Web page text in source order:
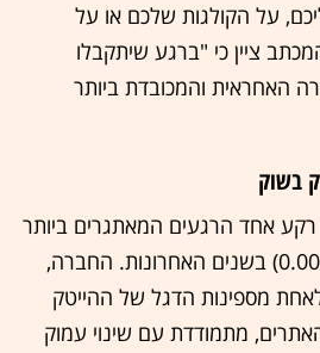
על הקולגות שלכם או על
ציין כי "ברגע שיתקבלו
האחראית והמכובדת ביותר
בשוק
אחד הרגעים המאתגרים ביותר
‏) בשנים האחרונות. החברה,
מספינות הדגל של ההייטק
מתמודדת עם שינוי עמוק